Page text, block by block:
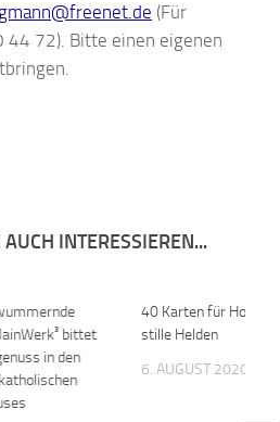
(Für
72). Bitte einen eigenen
INTERESSIEREN...
bittet
in den
40 Karten für
stille Helden
6. AUGUST 2020